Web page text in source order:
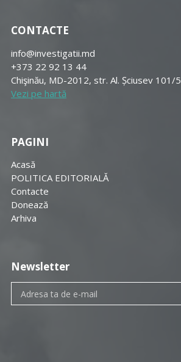
CONTACTE
info@investigatii.md
+373 22 92 13 44
Chişinău, MD-2012, str. Al. Șciusev 101/5
Vezi pe hartă
PAGINI
Acasă
POLITICA EDITORIALĂ
Contacte
Donează
Arhiva
Newsletter